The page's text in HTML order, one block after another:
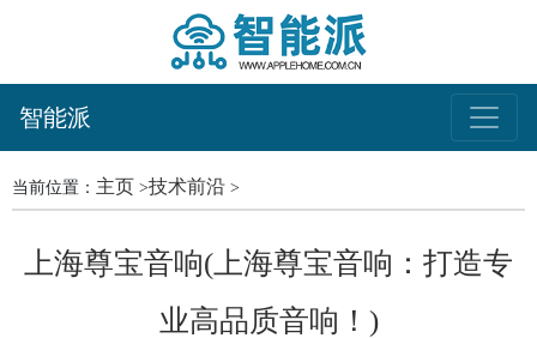
智能派
当前位置： 主页 >技术前沿 >
上海尊宝音响(上海尊宝音响：打造专
业高品质音响！)